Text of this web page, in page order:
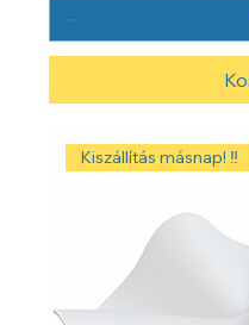
Kiszállítás másnap! ‼️